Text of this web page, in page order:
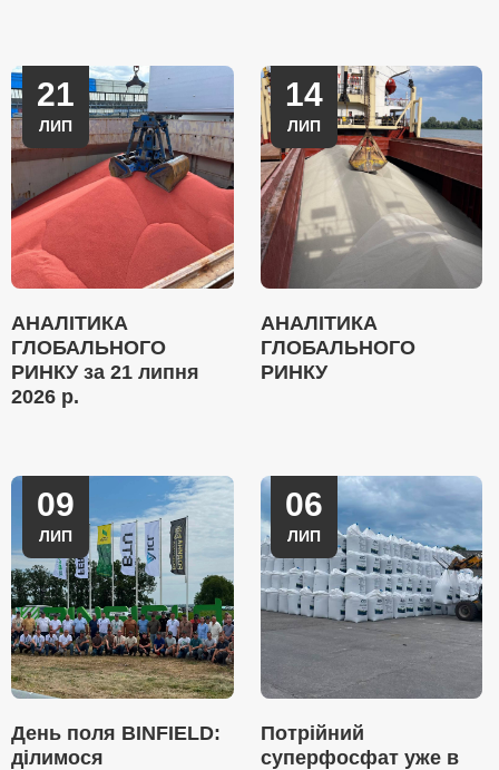
21
ЛИП
АНАЛІТИКА
ГЛОБАЛЬНОГО
РИНКУ за 21 липня
2026 р.
14
ЛИП
АНАЛІТИКА
ГЛОБАЛЬНОГО
РИНКУ
09
ЛИП
День поля BINFIELD:
ділимося
06
ЛИП
Потрійний
суперфосфат уже в